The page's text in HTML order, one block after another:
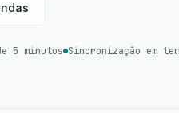
5 minutos Sincronização em